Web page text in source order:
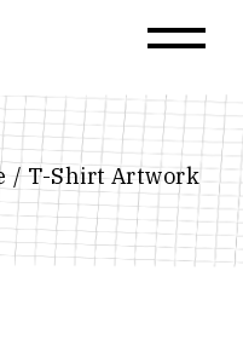
T-Shirt Artwork